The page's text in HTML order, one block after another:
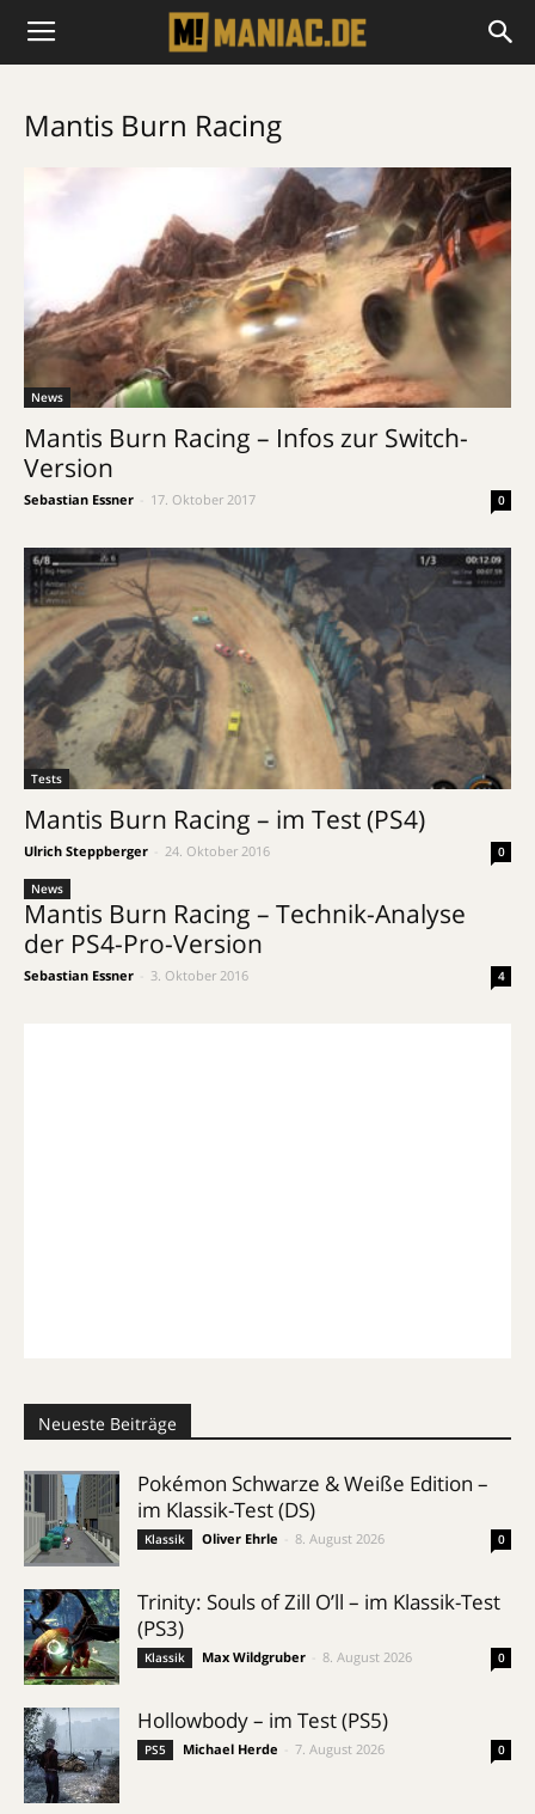
Mantis Burn Racing
News
Mantis Burn Racing – Infos zur Switch-
Version
Sebastian Essner 17. Oktober 2017 0
Tests
Mantis Burn Racing – im Test (PS4)
Ulrich Steppberger 24. Oktober 2016 0
News
Mantis Burn Racing – Technik-Analyse
der PS4-Pro-Version
Sebastian Essner 3. Oktober 2016 4
Neueste Beiträge
Pokémon Schwarze & Weiße Edition –
im Klassik-Test (DS)
Klassik Oliver Ehrle 8. August 2026 0
Trinity: Souls of Zill O’ll – im Klassik-Test
(PS3)
Klassik Max Wildgruber 8. August 2026 0
Hollowbody – im Test (PS5)
PS5 Michael Herde 7. August 2026 0